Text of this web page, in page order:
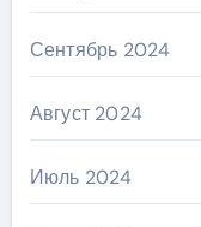
Сентябрь 2024
Август 2024
Июль 2024